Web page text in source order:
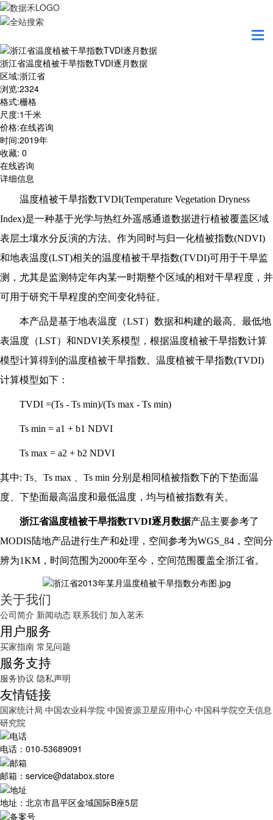
浙江省温度植被干旱指数TVDI逐月数据
区域:浙江省
浏览:2324
格式:栅格
尺度:1千米
价格:在线咨询
时间:2019年
收藏: 0
在线咨询
详细信息
温度植被干旱指数TVDI(Temperature Vegetation Dryness
Index)是一种基于光学与热红外遥感通道数据进行植被覆盖区域
表层土壤水分反演的方法。作为同时与归一化植被指数(NDVI)
和地表温度(LST)相关的温度植被干旱指数(TVDI)可用于干旱监
测，尤其是监测特定年内某一时期整个区域的相对干旱程度，并
可用于研究干旱程度的空间变化特征。
本产品是基于地表温度（LST）数据和构建的最高、最低地
表温度（LST）和NDVI关系模型，根据温度植被干旱指数计算
模型计算得到的温度植被干旱指数。温度植被干旱指数(TVDI)
计算模型如下：
TVDI =(Ts - Ts min)/(Ts max - Ts min)
Ts min = a1 + b1 NDVI
Ts max = a2 + b2 NDVI
其中: Ts、Ts max 、Ts min 分别是相同植被指数下的下垫面温
度、下垫面最高温度和最低温度，均与植被指数有关。
浙江省温度植被干旱指数TVDI逐月数据产品主要参考了
MODIS陆地产品进行生产和处理，空间参考为WGS_84，空间分
辨为1KM，时间范围为2000年至今，空间范围覆盖全浙江省。
关于我们
公司简介 新闻动态 联系我们 加入茗禾
用户服务
买家指南 常见问题
服务支持
服务协议 隐私声明
友情链接
国家统计局 中国农业科学院 中国资源卫星应用中心 中国科学院空天信息
研究院
电话：010-53689091
邮箱：service@databox.store
地址：北京市昌平区金域国际B座5层